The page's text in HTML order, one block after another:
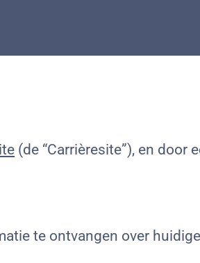
(de “Carrièresite”), en door
te ontvangen over